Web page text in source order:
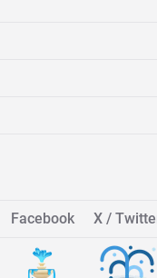
Facebook X /